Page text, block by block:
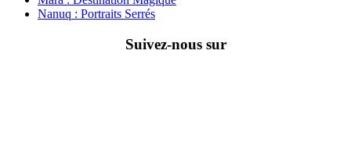
Nanuq : Portraits Serrés
Suivez-nous sur